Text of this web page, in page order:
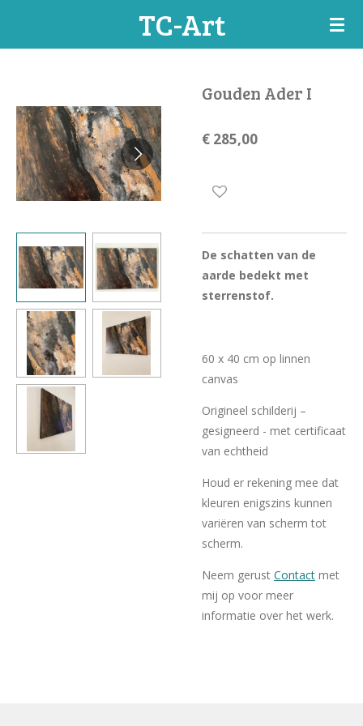
TC-Art
Gouden Ader I
€ 285,00
De schatten van de
aarde bedekt met
sterrenstof.
60 x 40 cm op linnen
canvas
Origineel schilderij –
gesigneerd - met certificaat
van echtheid
Houd er rekening mee dat
kleuren enigszins kunnen
variëren van scherm tot
scherm.
Neem gerust Contact met
mij op voor meer
informatie over het werk.